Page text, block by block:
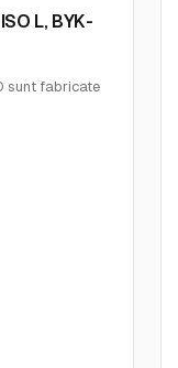
L, BYK-
sunt fabricate